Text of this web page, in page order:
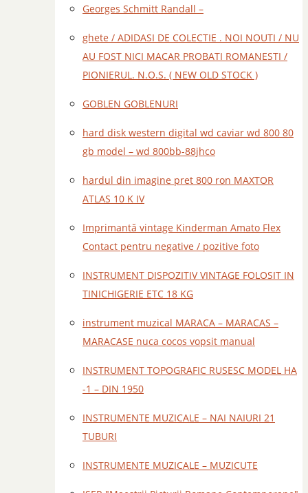
Georges Schmitt Randall –
ghete / ADIDASI DE COLECTIE . NOI NOUTI / NU
AU FOST NICI MACAR PROBATI ROMANESTI /
PIONIERUL. N.O.S. ( NEW OLD STOCK )
GOBLEN GOBLENURI
hard disk western digital wd caviar wd 800 80
gb model – wd 800bb-88jhco
hardul din imagine pret 800 ron MAXTOR
ATLAS 10 K IV
Imprimantă vintage Kinderman Amato Flex
Contact pentru negative / pozitive foto
INSTRUMENT DISPOZITIV VINTAGE FOLOSIT IN
TINICHIGERIE ETC 18 KG
instrument muzical MARACA – MARACAS –
MARACASE nuca cocos vopsit manual
INSTRUMENT TOPOGRAFIC RUSESC MODEL HA
-1 – DIN 1950
INSTRUMENTE MUZICALE – NAI NAIURI 21
TUBURI
INSTRUMENTE MUZICALE – MUZICUTE